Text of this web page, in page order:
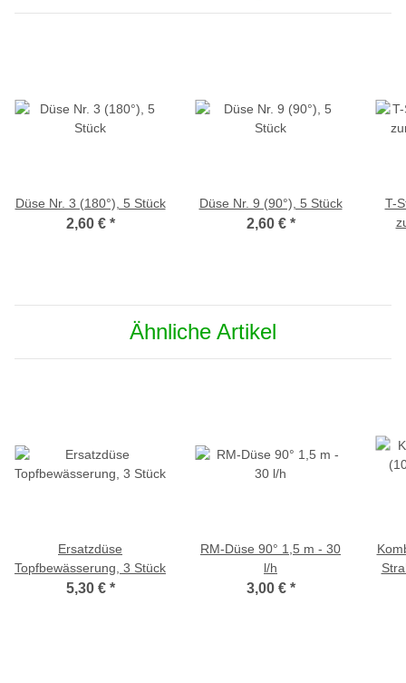
Düse Nr. 3 (180°), 5 Stück
2,60 € *
Düse Nr. 9 (90°), 5 Stück
2,60 € *
T-
Ähnliche Artikel
Ersatzdüse
Topfbewässerung, 3 Stück
5,30 € *
RM-Düse 90° 1,5 m - 30
l/h
3,00 € *